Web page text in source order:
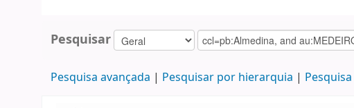
Pesquisar
Pesquisa avançada Pesquisar por hierarquia